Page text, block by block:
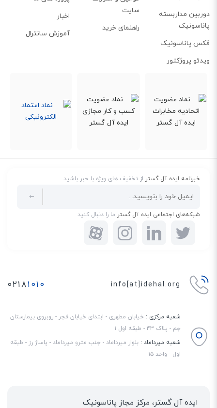
از ویژگی‌های این تلفن داشتن قابلیت موزیک پس‌زمینه(BGM) یا
است. با فعال کردن موزیک پس‌زمینه(BGM)
، موزیک با صدای خیلی کم و
دوربین مداربسته
پاناسونیک
فکس پاناسونیک
ویدئو پروژکتور
سایت
راهنمای خرید
اخبار
آموزش سانترال
خبرنامه ایده آل گستراز تخفیف های ویژه با خبر باشید
شبکه‌های اجتماعی ایده آل گسترما را دنبال کنید
info[at]idehal.org ۰۲۱۸۱۰۱۰
شعبه مرکزی : خیابان مطهری - ابتدای خیابان فجر - روبروی بیمارستان
جم - پلاک ۴۳ - طبقه اول ۱
شعبه میرداماد : بلوار میرداماد - جنب مترو میرداماد - پاساژ رز - طبقه
اول - واحد ۱۵
ایده آل گستر، مرکز مجاز پاناسونیک